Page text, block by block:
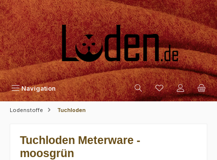
Zum Hauptinhalt springen
Navigation
Lodenstoffe Tuchloden
Tuchloden Meterware -
moosgrün